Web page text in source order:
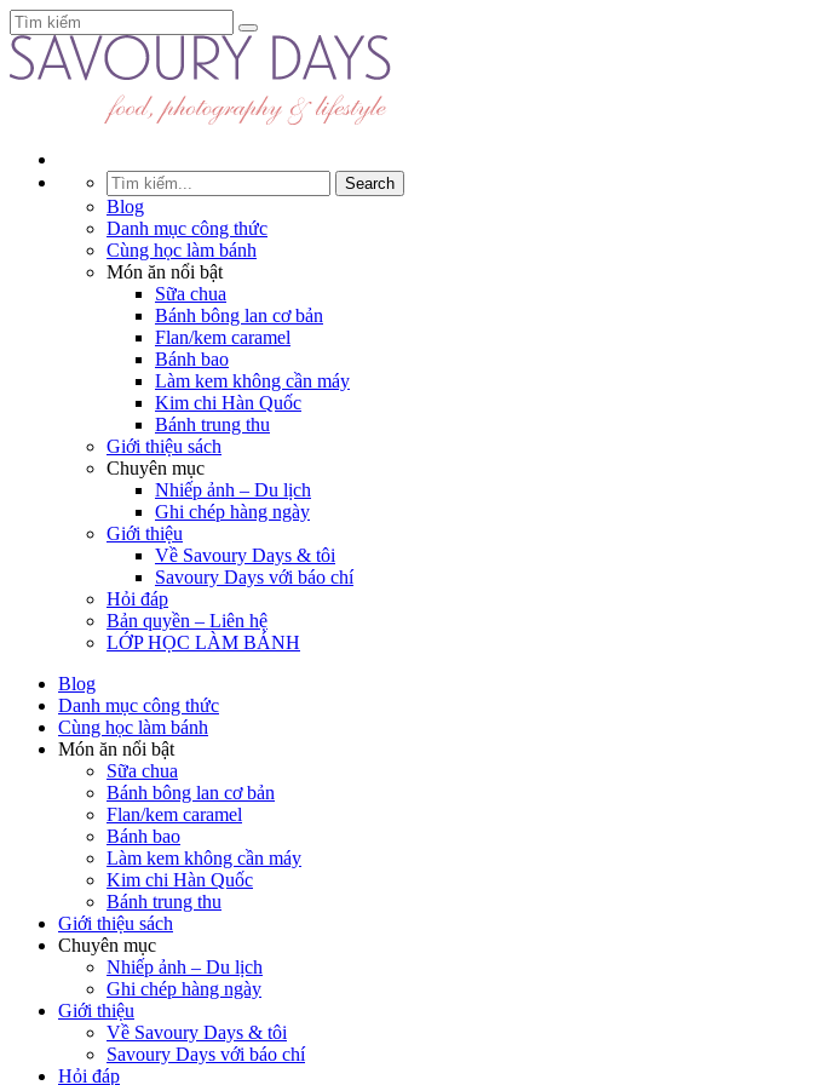
Blog
Danh mục công thức
Cùng học làm bánh
Món ăn nổi bật
Sữa chua
Bánh bông lan cơ bản
Flan/kem caramel
Bánh bao
Làm kem không cần máy
Kim chi Hàn Quốc
Bánh trung thu
Giới thiệu sách
Chuyên mục
Nhiếp ảnh – Du lịch
Ghi chép hàng ngày
Giới thiệu
Về Savoury Days & tôi
Savoury Days với báo chí
Hỏi đáp
Bản quyền – Liên hệ
LỚP HỌC LÀM BÁNH
Blog
Danh mục công thức
Cùng học làm bánh
Món ăn nổi bật
Sữa chua
Bánh bông lan cơ bản
Flan/kem caramel
Bánh bao
Làm kem không cần máy
Kim chi Hàn Quốc
Bánh trung thu
Giới thiệu sách
Chuyên mục
Nhiếp ảnh – Du lịch
Ghi chép hàng ngày
Giới thiệu
Về Savoury Days & tôi
Savoury Days với báo chí
Hỏi đáp